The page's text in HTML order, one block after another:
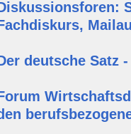
deutsche Satz